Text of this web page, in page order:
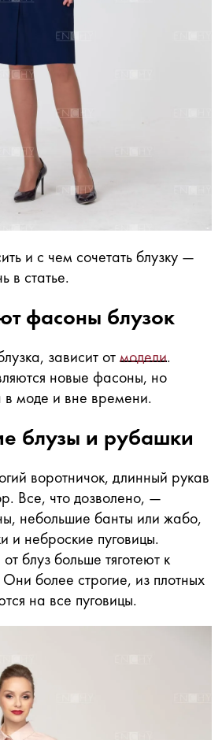
и с чем сочетать блузку —
в статье.
фасоны блузок
зависит отмодели.
новые фасоны, но
в моде и вне времени.
блузы и рубашки
воротничок, длинный рукав
Все, что дозволено, —
небольшие банты или жабо,
и неброские пуговицы.
блуз больше тяготеют к
более строгие, из плотных
на все пуговицы.